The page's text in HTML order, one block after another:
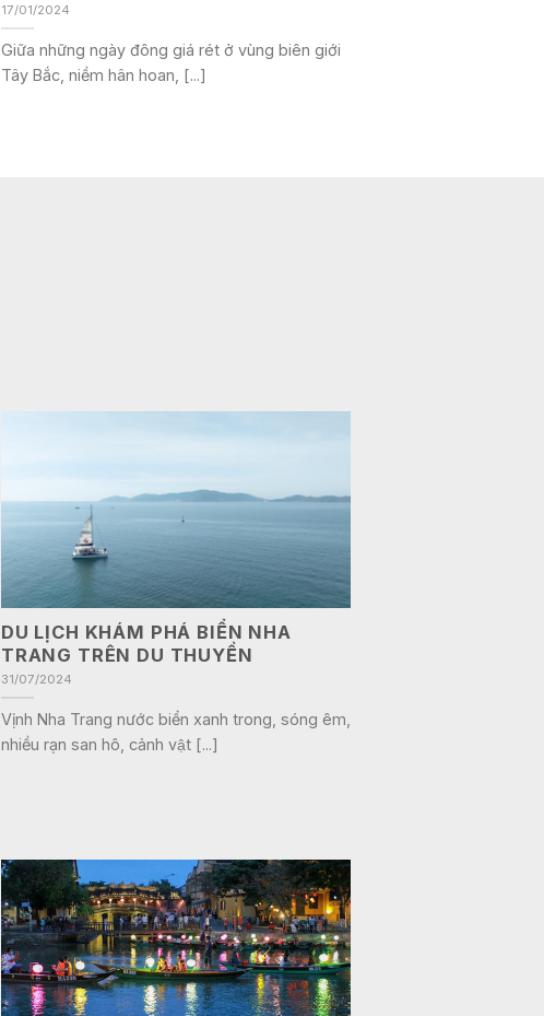
17/01/2024
Giữa những ngày đông giá rét ở vùng biên giới
Tây Bắc, niềm hân hoan, [...]
DU LỊCH KHÁM PHÁ BIỂN NHA
TRANG TRÊN DU THUYỀN
31/07/2024
Vịnh Nha Trang nước biển xanh trong, sóng êm,
nhiều rạn san hô, cảnh vật [...]